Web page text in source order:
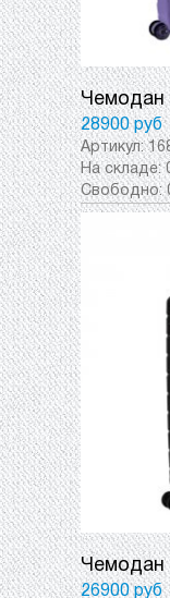
Чемодан
28900 руб
Артикул:
На складе:
Свободно:
Чемодан
26900 руб